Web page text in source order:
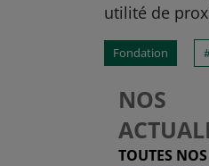
utilité de
Fondation
NOS
TOUTES